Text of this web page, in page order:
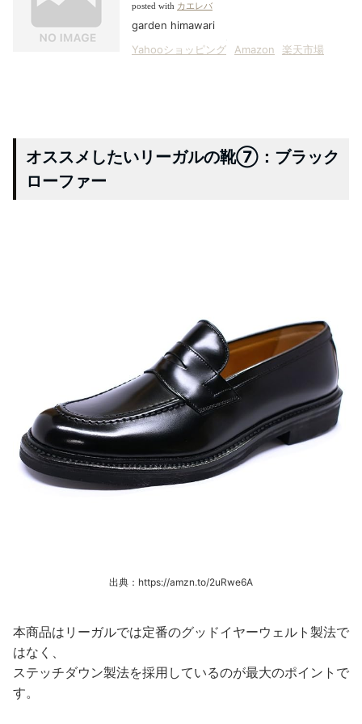
posted with カエレバ
garden himawari
Yahooショッピング
Amazon 楽天市場
オススメしたいリーガルの靴⑦：ブラック
ローファー
出典：https://amzn.to/2uRwe6A
本商品はリーガルでは定番のグッドイヤーウェルト製法で
はなく、
ステッチダウン製法を採用しているのが最大のポイントで
す。